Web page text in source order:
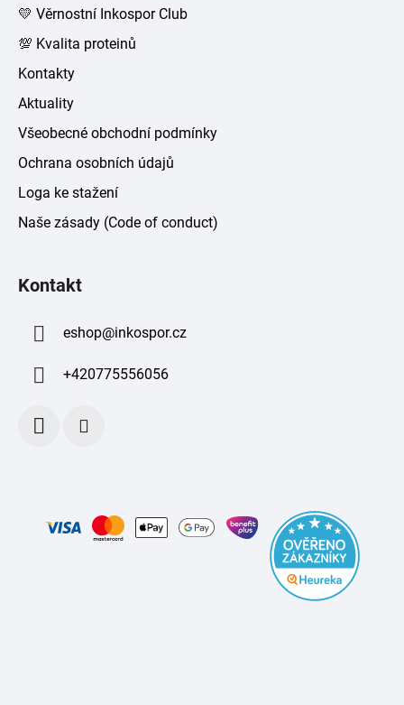
💛 Věrnostní Inkospor Club
💯 Kvalita proteinů
Kontakty
Aktuality
Všeobecné obchodní podmínky
Ochrana osobních údajů
Loga ke stažení
Naše zásady (Code of conduct)
Kontakt
eshop@inkospor.cz
+420775556056